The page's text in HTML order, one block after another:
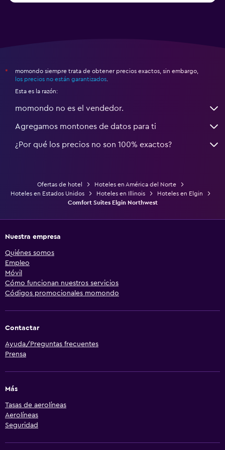
*
momondo siempre trata de obtener precios exactos, sin embargo,
los precios no están garantizados
Esta es la razón:
momondo no es el vendedor.
Agregamos montones de datos para ti
¿Por qué los precios no son 100% exactos?
Ofertas de hotel
Hoteles en América del Norte
Hoteles en Estados Unidos
Hoteles en Illinois
Hoteles en Elgin
Comfort Suites Elgin Northwest
Nuestra empresa
Quiénes somos
Empleo
Móvil
Cómo funcionan nuestros servicios
Códigos promocionales momondo
Contactar
Ayuda/Preguntas frecuentes
Prensa
Más
Tasas de aerolíneas
Aerolíneas
Seguridad